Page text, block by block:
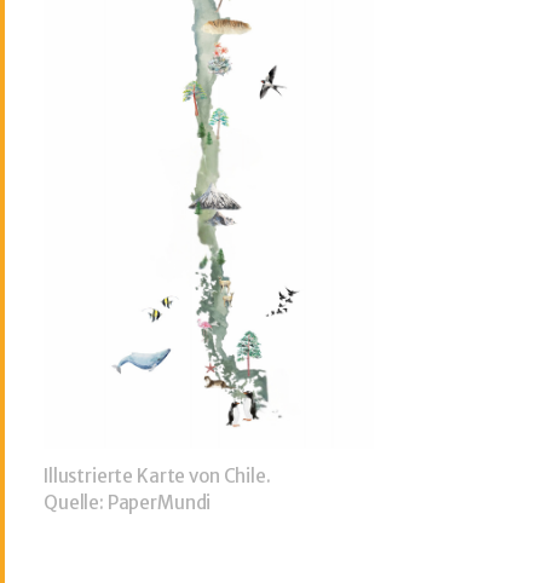
Illustrierte Karte von Chile.
Quelle: PaperMundi